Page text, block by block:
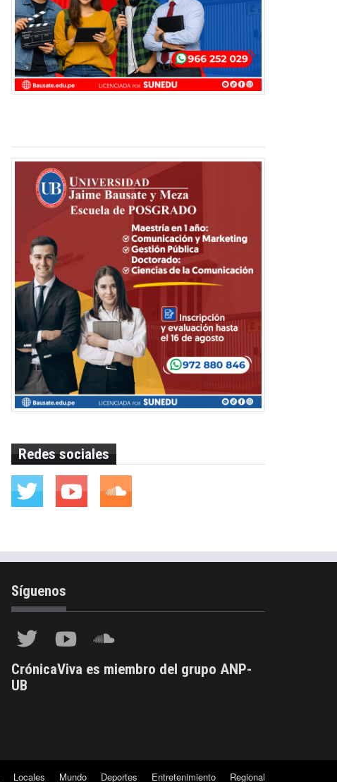
Redes sociales
Síguenos
CrónicaViva es miembro del grupo ANP-
UB
Locales Mundo Deportes Entretenimiento Regional